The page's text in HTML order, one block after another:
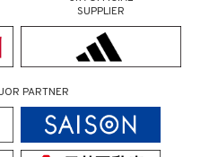
SUPPLIER
PARTNER